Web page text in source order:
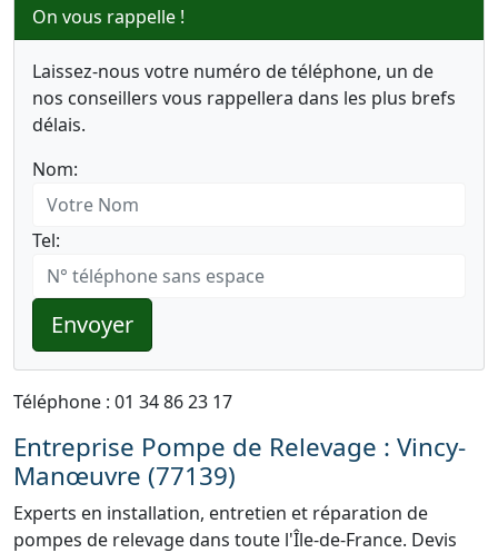
On vous rappelle !
Laissez-nous votre numéro de téléphone, un de
nos conseillers vous rappellera dans les plus brefs
délais.
Nom:
Tel:
Envoyer
Téléphone : 01 34 86 23 17
Entreprise Pompe de Relevage : Vincy-
Manœuvre (77139)
Experts en installation, entretien et réparation de
pompes de relevage dans toute l'Île-de-France. Devis